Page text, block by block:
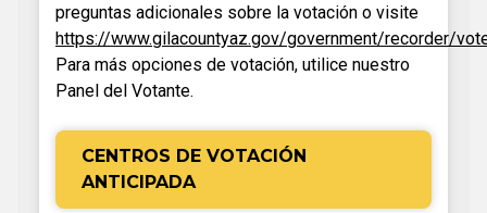
preguntas adicionales sobre la votación o visite
https://www.gilacountyaz.gov/government/recorder/
Para más opciones de votación, utilice nuestro
Panel del Votante.
CENTROS DE VOTACIÓN
ANTICIPADA